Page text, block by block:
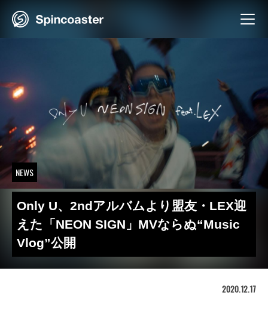
NEWS
Only U、2ndアルバムより盟友・LEX迎
えた「NEON SIGN」MVならぬ“Music
Vlog”公開
2020.12.17